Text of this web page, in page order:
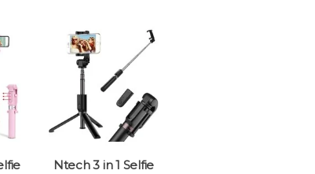
Ntech 3 in 1 Selfie